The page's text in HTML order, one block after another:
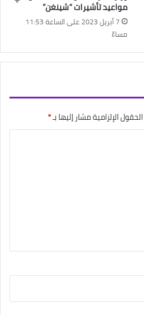
مواعيد تأشيرات “شينغن”
7 أبريل 2023 على الساعة 11:53
مساءً
الحقول الإلزامية مشار إليها بـ*